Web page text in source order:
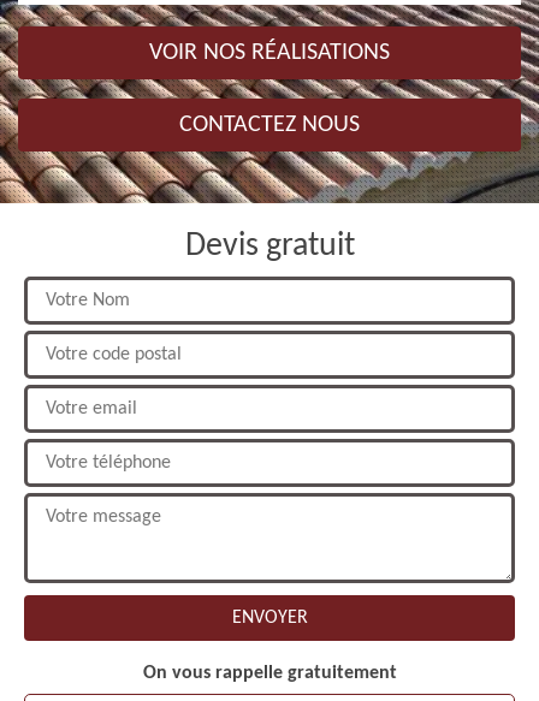
VOIR NOS RÉALISATIONS
CONTACTEZ NOUS
Devis gratuit
On vous rappelle gratuitement